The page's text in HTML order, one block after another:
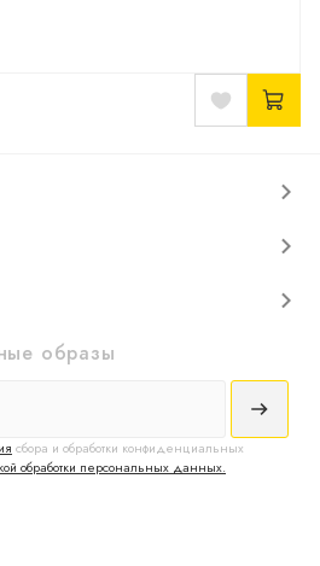
образы
сбора и обработки конфиденциальных
обработки персональных данных.